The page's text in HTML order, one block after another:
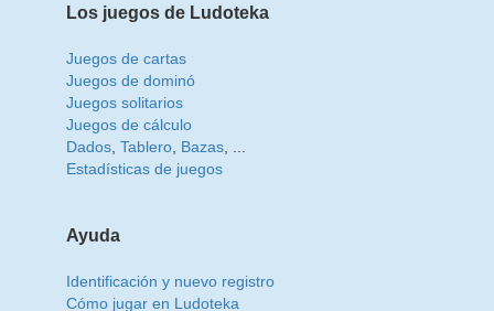
Los juegos de Ludoteka
Juegos de cartas
Juegos de dominó
Juegos solitarios
Juegos de cálculo
Dados Tablero Bazas
Estadísticas de juegos
Ayuda
Identificación y nuevo registro
Cómo jugar en Ludoteka